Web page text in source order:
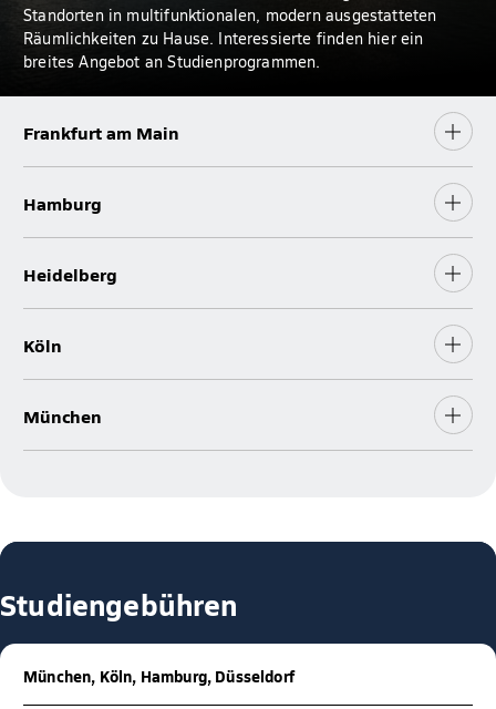
Standorten in multifunktionalen, modern ausgestatteten
Räumlichkeiten zu Hause. Interessierte finden hier ein
breites Angebot an Studienprogrammen.
Frankfurt am Main
Hamburg
Heidelberg
Köln
München
Studiengebühren
München, Köln, Hamburg, Düsseldorf